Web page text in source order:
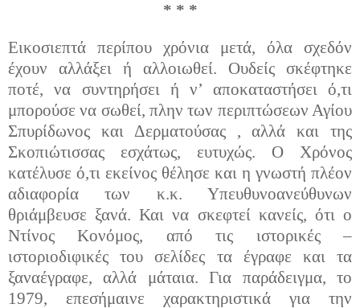
* * *
Εικοσιεπτά περίπου χρόνια μετά, όλα σχεδόν
έχουν αλλάξει ή αλλοιωθεί. Ουδείς σκέφτηκε
ποτέ, να συντηρήσει ή ν’ αποκαταστήσει ό,τι
μπορούσε να σωθεί, πλην των περιπτώσεων Αγίου
Σπυρίδωνος και Δερματούσας , αλλά και της
Σκοπιώτισσας εσχάτως, ευτυχώς. Ο Χρόνος
κατέλυσε ό,τι εκείνος θέλησε και η γνωστή πλέον
αδιαφορία των κ.κ. Υπευθυνοανεύθυνων
θριάμβευσε ξανά. Και να σκεφτεί κανείς, ότι ο
Ντίνος Κονόμος, από τις ιστορικές –
ιστοριοδιφικές του σελίδες τα έγραφε και τα
ξαναέγραφε, αλλά μάταια. Για παράδειγμα, το
1979, επεσήμαινε χαρακτηριστικά για την